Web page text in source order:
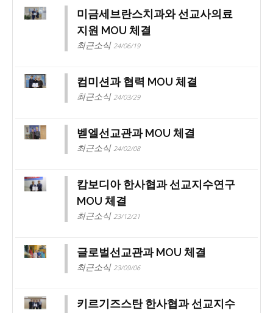
미금세브란스치과와 선교사의료
지원 MOU 체결
최근소식 24/06/19
컴미션과 협력 MOU 체결
최근소식 24/03/29
벧엘선교관과 MOU 체결
최근소식 24/02/08
캄보디아 한사협과 선교지수연구
MOU 체결
최근소식 23/12/21
글로벌선교관과 MOU 체결
최근소식 23/09/06
키르기즈스탄 한사협과 선교지수